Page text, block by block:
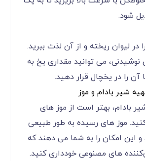
شود.
در لیوان ریخته و از آن لذت ببرید.
می ‌توانید مقداری یخ به
آن را در یخچال قرار دهید.
شیر بادام و موز
بادام، بهتر است از موز های
موز های رسیده به طور طبیعی
این امکان را به شما می ‌دهند که
های مصنوعی خودداری کنید.